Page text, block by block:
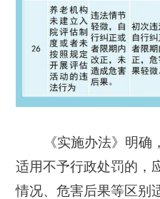
《实施办法》明
适用不予行政处罚的，
情况、危害后果等区别